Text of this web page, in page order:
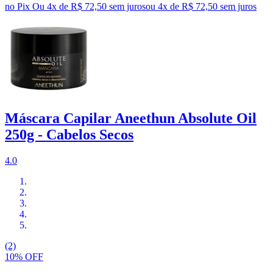
no Pix Ou 4x de R$ 72,50 sem jurosou 4x de R$ 72,50 sem juros
Máscara Capilar Aneethun Absolute Oil
250g - Cabelos Secos
4.0
(2)
10% OFF